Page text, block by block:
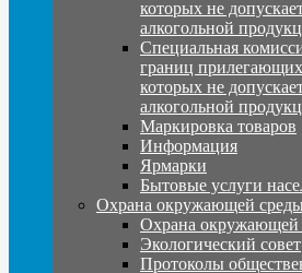
которых не
алкогольной
Специальная
границ
которых не
алкогольной
Маркировка товаров
Информация
Ярмарки
Бытовые услуги
Охрана окружающей среды
Охрана окружающей
Экологический совет
Протоколы